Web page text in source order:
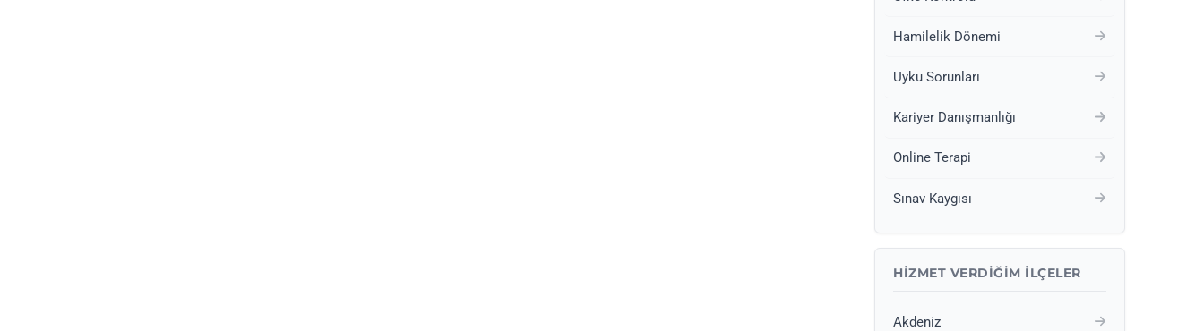
Hamilelik Dönemi
Uyku Sorunları
Kariyer Danışmanlığı
Online Terapi
Sınav Kaygısı
HIZMET VERDIĞIM İLÇELER
Akdeniz